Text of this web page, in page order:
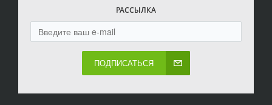
РАССЫЛКА
ПОДПИСАТЬСЯ